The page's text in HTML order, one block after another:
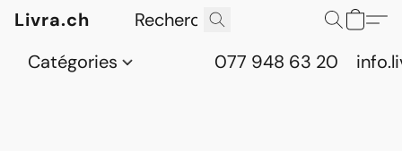
Livra.ch
Catégories
077 948 63 20